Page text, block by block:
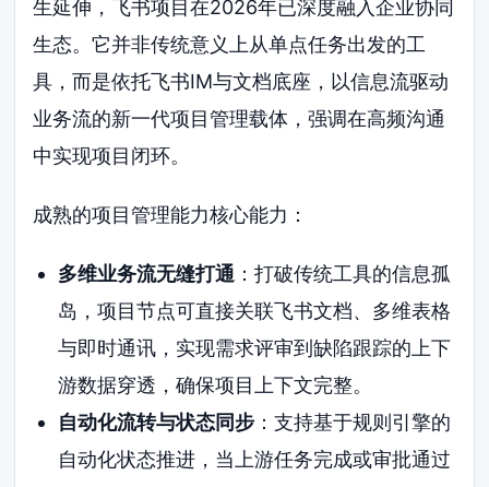
生延伸，飞书项目在2026年已深度融入企业协同
生态。它并非传统意义上从单点任务出发的工
具，而是依托飞书IM与文档底座，以信息流驱动
业务流的新一代项目管理载体，强调在高频沟通
中实现项目闭环。
成熟的项目管理能力核心能力：
多维业务流无缝打通 ：打破传统工具的信息孤
岛，项目节点可直接关联飞书文档、多维表格
与即时通讯，实现需求评审到缺陷跟踪的上下
游数据穿透，确保项目上下文完整。
自动化流转与状态同步：支持基于规则引擎的
自动化状态推进，当上游任务完成或审批通过